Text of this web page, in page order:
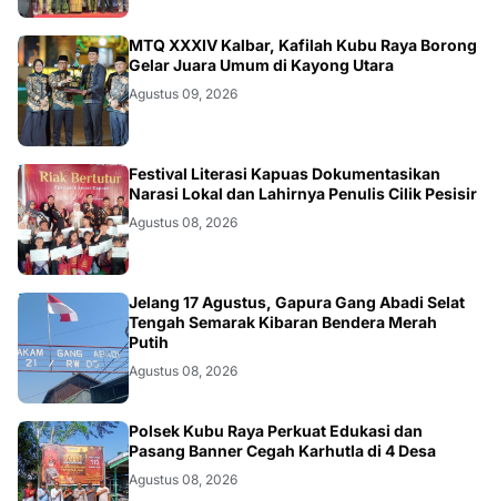
KALBAR
MTQ XXXIV Kalbar, Kafilah Kubu Raya Borong
Gelar Juara Umum di Kayong Utara
Agustus 09, 2026
DAERAH
Festival Literasi Kapuas Dokumentasikan
Narasi Lokal dan Lahirnya Penulis Cilik Pesisir
Agustus 08, 2026
Jelang 17 Agustus, Gapura Gang Abadi Selat
Tengah Semarak Kibaran Bendera Merah
Putih
Agustus 08, 2026
KALBAR
Polsek Kubu Raya Perkuat Edukasi dan
Pasang Banner Cegah Karhutla di 4 Desa
Agustus 08, 2026